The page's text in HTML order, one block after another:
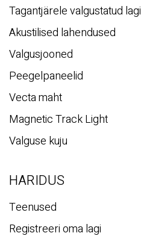
Tagantjärele valgustatud lagi
Akustilised lahendused
Valgusjooned
Peegelpaneelid
Vecta maht
Magnetic Track Light
Valguse kuju
HARIDUS
Teenused
Registreeri oma lagi